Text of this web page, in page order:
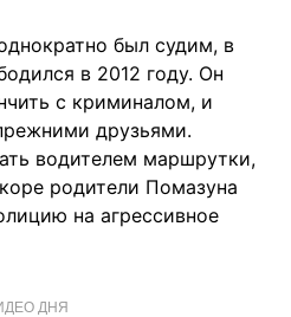
был судим, в
в 2012 году. Он
с криминалом, и
друзьями.
водителем маршрутки,
родители Помазуна
на агрессивное
ДНЯ